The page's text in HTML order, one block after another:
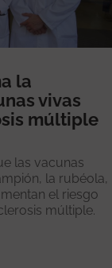
la
vivas
múltiple
las vacunas
la rubéola,
el riesgo
múltiple.